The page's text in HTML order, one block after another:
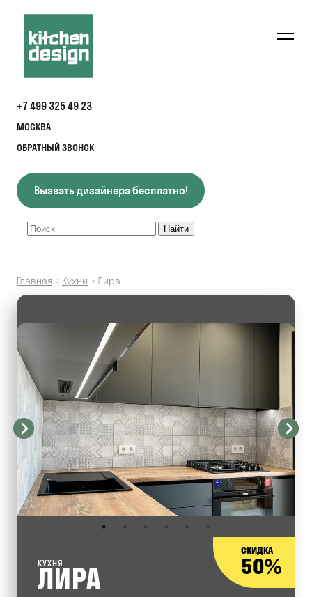
+7 499 325 49 23
МОСКВА
ОБРАТНЫЙ ЗВОНОК
Вызвать дизайнера бесплатно!
Главная→ Кухни → Лира
СКИДКА
50%
КУХНЯ
ЛИРА